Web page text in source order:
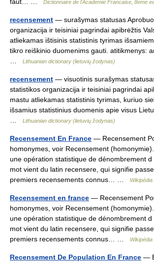
Dictionnaire de l'Academie Francaise, 8eme
recensement — surašymas statusas
organizacija ir teisiniai pagrindai apibrėžtis
atliekamas ištisinis statistinis tyrimas
tikro reiškinio duomenims gauti. atitikmenys:
Lithuanian dictionary (lietuvių žodynas)
recensement — visuotinis surašymas
statistikos organizacija ir teisiniai pagrindai
mastu atliekamas statistinis tyrimas, kuriuo
išsamius statistinius duomenis apie visus
Lithuanian dictionary (lietuvių žodynas)
Recensement En France — Recensement
homonymes, voir Recensement
une opération statistique de dénombrement
mot vient du latin recensere, qui signifie
premiers recensements connus… …
Recensement en france — Recensement
homonymes, voir Recensement
une opération statistique de dénombrement
mot vient du latin recensere, qui signifie
premiers recensements connus… …
Recensement De Population En France —